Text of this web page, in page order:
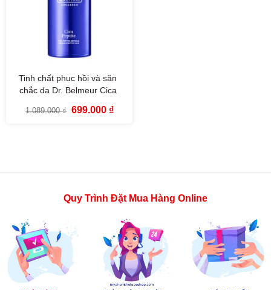
Tinh chất phục hồi và săn
chắc da Dr. Belmeur Cica
1.089.000₫ Giá
699.000 ₫Giá
Quy Trình Đặt Mua Hàng Online